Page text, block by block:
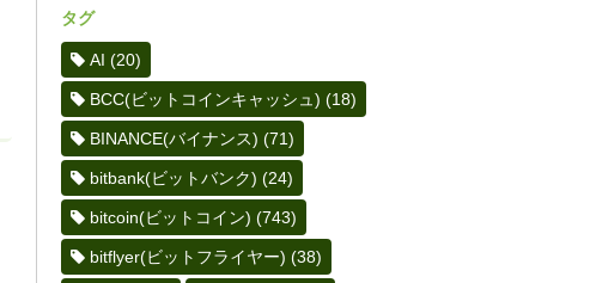
タグ
AI (20)
BCC(ビットコインキャッシュ) (18)
BINANCE(バイナンス) (71)
bitbank(ビットバンク) (24)
bitcoin(ビットコイン) (743)
bitflyer(ビットフライヤー) (38)